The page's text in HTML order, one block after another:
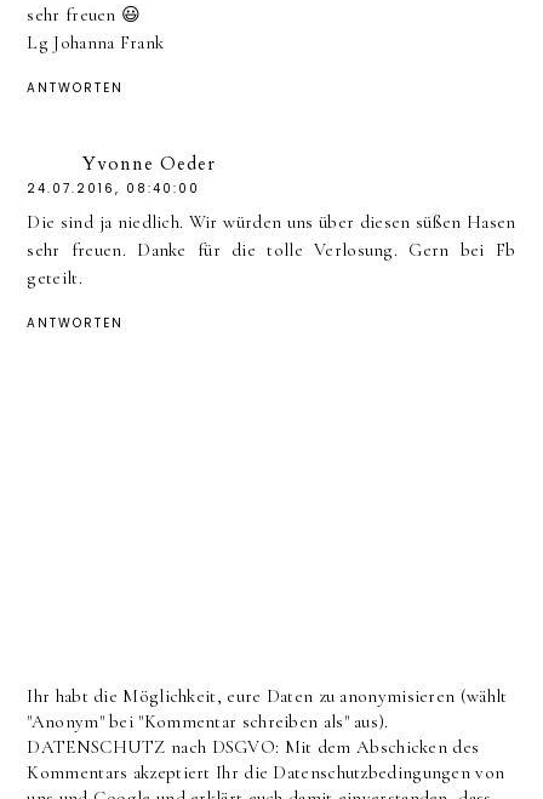
sehr freuen 😃
Lg Johanna Frank
ANTWORTEN
Yvonne Oeder
24.07.2016, 08:40:00
Die sind ja niedlich. Wir würden uns über diesen süßen Hasen
sehr freuen. Danke für die tolle Verlosung. Gern bei Fb
geteilt.
ANTWORTEN
Ihr habt die Möglichkeit, eure Daten zu anonymisieren (wählt
"Anonym" bei "Kommentar schreiben als" aus).
DATENSCHUTZ nach DSGVO: Mit dem Abschicken des
Kommentars akzeptiert Ihr die Datenschutzbedingungen von